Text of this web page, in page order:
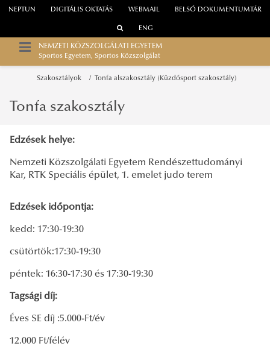
WEBMAIL
NEPTUN DIGITÁLIS OKTATÁS BELSŐ DOKUMENTUMTÁR
ENG
NEMZETI KÖZSZOLGÁLATI EGYETEM
Sportos Egyetem, Sportos Közszolgálat
Szakosztályok Tonfa alszakosztály (Küzdősport szakosztály)
Tonfa szakosztály
Edzések helye:
Nemzeti Közszolgálati Egyetem Rendészettudományi
Kar, RTK Speciális épület, 1. emelet judo terem
Edzések időpontja:
kedd: 17:30-19:30
csütörtök:17:30-19:30
péntek: 16:30-17:30 és 17:30-19:30
Tagsági díj:
Éves SE díj :5.000-Ft/év
12.000 Ft/félév